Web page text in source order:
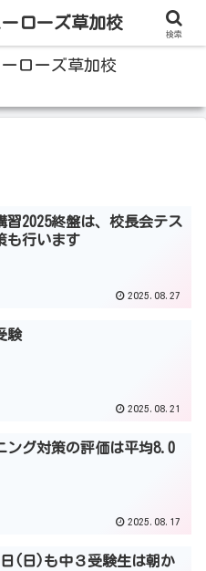
あげる草加の個別指導塾
ローズ草加校
習2025終盤は、校長会テス
も行います
2025.08.27
験
2025.08.21
ング対策の評価は平均8.0
2025.08.17
(日)も中３受験生は朝か
ローズ草加校
検索